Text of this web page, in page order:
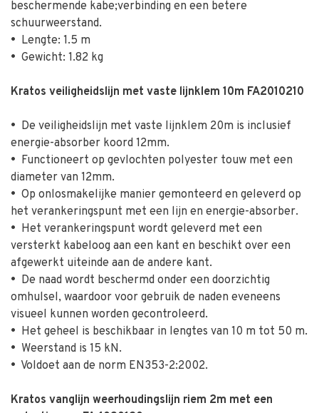
beschermende kabe;verbinding en een betere
schuurweerstand.
• Lengte: 1.5 m
• Gewicht: 1.82 kg
Kratos veiligheidslijn met vaste lijnklem 10m FA2010210
• De veiligheidslijn met vaste lijnklem 20m is inclusief
energie-absorber koord 12mm.
• Functioneert op gevlochten polyester touw met een
diameter van 12mm.
• Op onlosmakelijke manier gemonteerd en geleverd op
het verankeringspunt met een lijn en energie-absorber.
• Het verankeringspunt wordt geleverd met een
versterkt kabeloog aan een kant en beschikt over een
afgewerkt uiteinde aan de andere kant.
• De naad wordt beschermd onder een doorzichtig
omhulsel, waardoor voor gebruik de naden eveneens
visueel kunnen worden gecontroleerd.
• Het geheel is beschikbaar in lengtes van 10 m tot 50 m.
• Weerstand is 15 kN.
• Voldoet aan de norm EN353-2:2002.
Kratos vanglijn weerhoudingslijn riem 2m met een